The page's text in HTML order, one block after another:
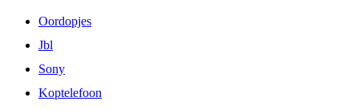
Oordopjes
Jbl
Sony
Koptelefoon